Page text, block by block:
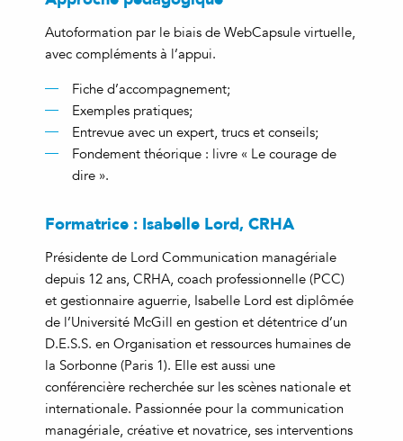
Autoformation par le biais de WebCapsule virtuelle,
avec compléments à l’appui.
Fiche d’accompagnement;
Exemples pratiques;
Entrevue avec un expert, trucs et conseils;
Fondement théorique : livre « Le courage de
dire ».
Formatrice : Isabelle Lord, CRHA
Présidente de Lord Communication managériale
depuis 12 ans, CRHA, coach professionnelle (PCC)
et gestionnaire aguerrie, Isabelle Lord est diplômée
de l’Université McGill en gestion et détentrice d’un
D.E.S.S. en Organisation et ressources humaines de
la Sorbonne (Paris 1). Elle est aussi une
conférencière recherchée sur les scènes nationale et
internationale. Passionnée pour la communication
managériale, créative et novatrice, ses interventions